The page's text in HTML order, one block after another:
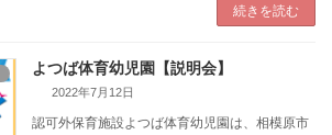
続きを読む
よつば体育幼児園【説明会】
2022年7月12日
認可外保育施設よつば体育幼児園は、相模原市